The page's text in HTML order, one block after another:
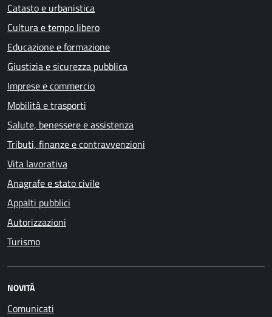
Catasto e urbanistica
Cultura e tempo libero
Educazione e formazione
Giustizia e sicurezza pubblica
Imprese e commercio
Mobilità e trasporti
Salute, benessere e assistenza
Tributi, finanze e contravvenzioni
Vita lavorativa
Anagrafe e stato civile
Appalti pubblici
Autorizzazioni
Turismo
NOVITÀ
Comunicati